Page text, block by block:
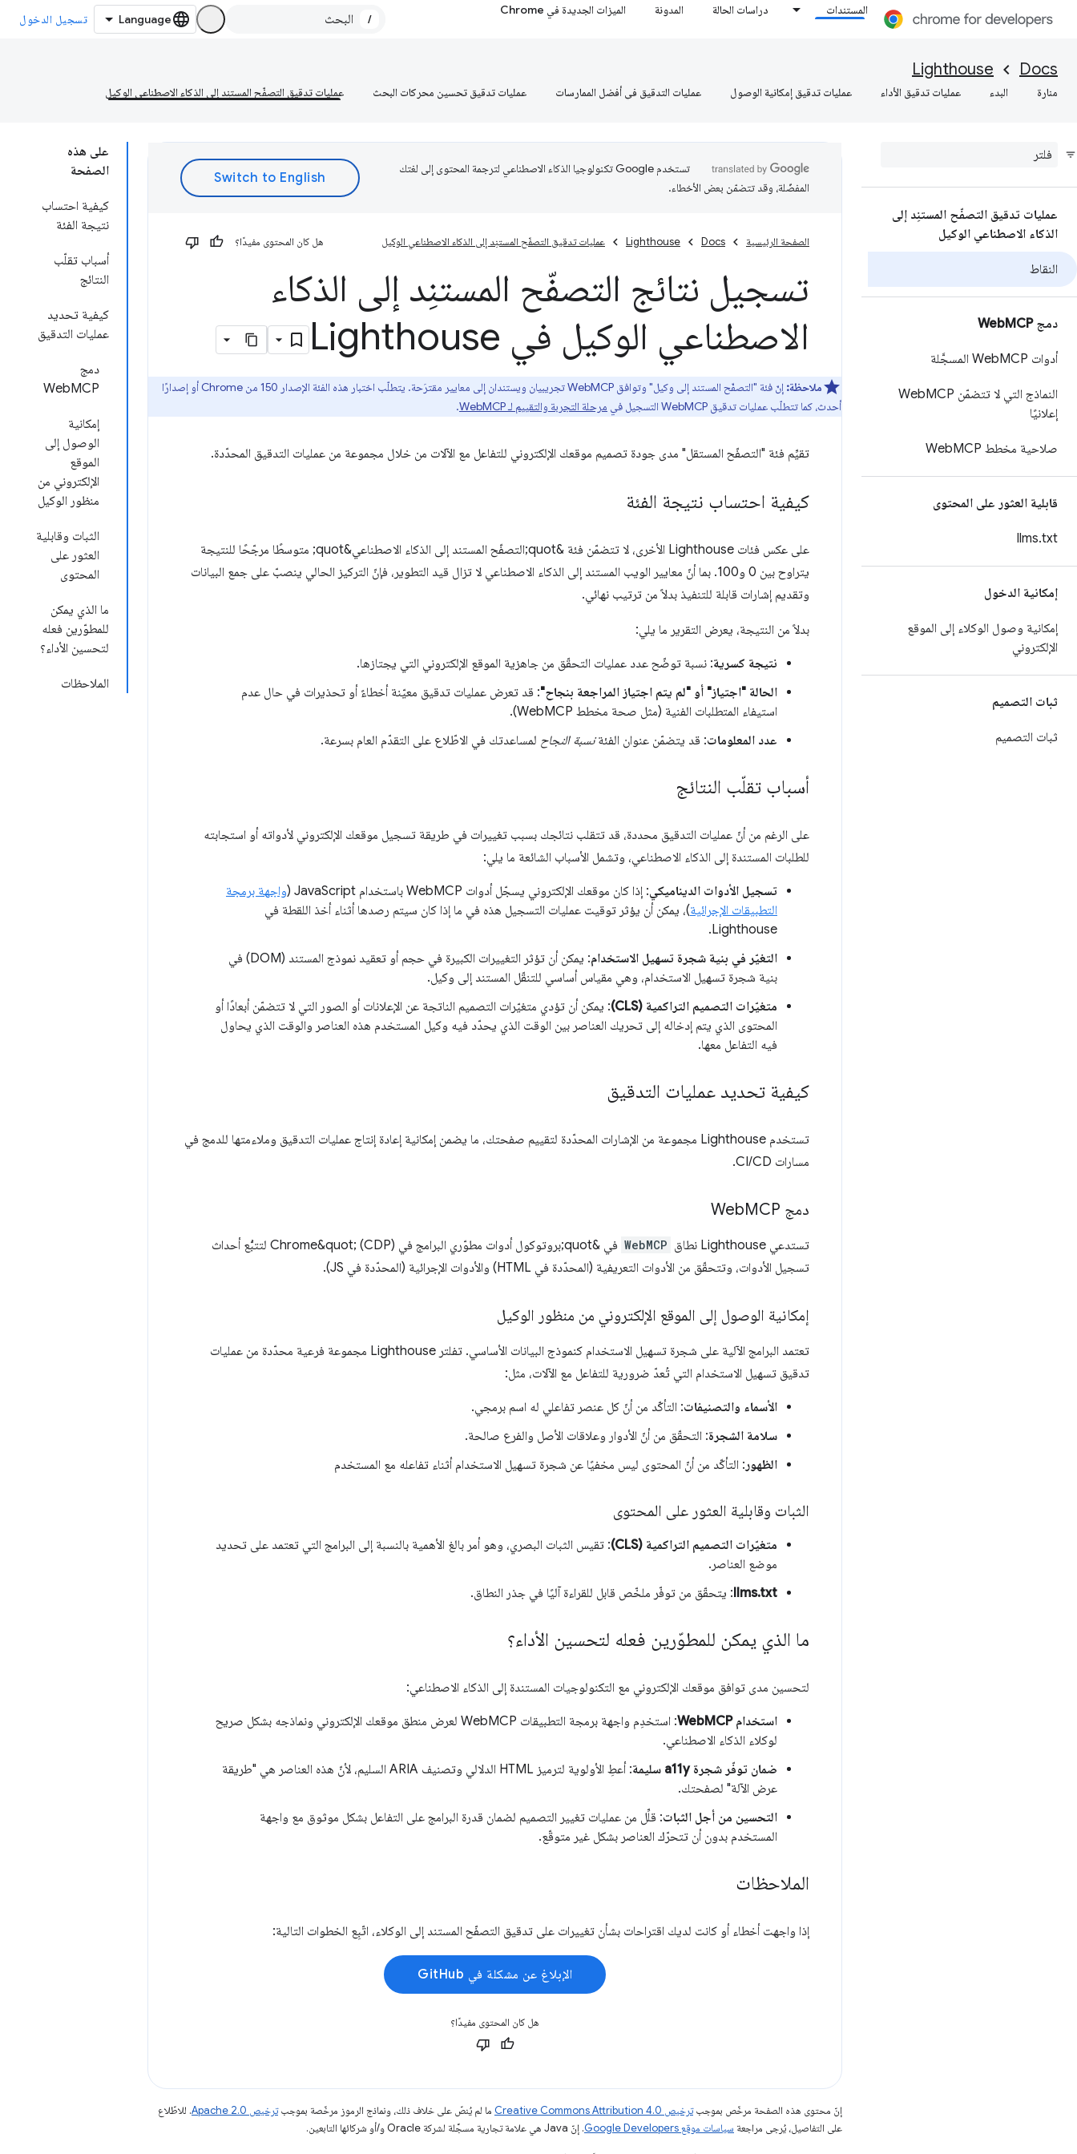
المستندات دراسات الحالة المدونة الميزات الجديدة في Chrome
/ تسجيل الدخول
Docs
Lighthouse
منارة البدء عمليات تدقيق الأداء عمليات تدقيق إمكانية الوصول عمليات التدقيق في أفضل الممارسات عمليات تدقيق تحسين محركات البحث عمليات تدقيق التصفّح المستنِد إلى الذكاء الاصطناعي الوكيل
عمليات تدقيق التصفّح المستنِد إلى
الذكاء الاصطناعي الوكيل
النقاط
دمج WebMCP
أدوات Web MCP المسجَّلة
النماذج التي لا تتضمّن Web MCP
إعلانيًا
صلاحية مخطط Web MCP
قابلية العثور على المحتوى
llms.txt
إمكانية الدخول
إمكانية وصول الوكلاء إلى الموقع
الإلكتروني
ثبات التصميم
ثبات التصميم
على هذه
الصفحة
كيفية احتساب
نتيجة الفئة
أسباب تقلّب
النتائج
كيفية تحديد
عمليات التدقيق
دمج
WebMCP
إمكانية
الوصول إلى
الموقع
الإلكتروني من
منظور الوكيل
الثبات وقابلية
العثور على
المحتوى
ما الذي يمكن
للمطوّرين فعله
لتحسين الأداء؟
الملاحظات
تستخدم Google تكنولوجيا الذكاء الاصطناعي لترجمة المحتوى إلى لغتك
المفضّلة، وقد تتضمّن بعض الأخطاء.
الصفحة الرئيسية Docs
Lighthouse عمليات تدقيق التصفّح المستنِد إلى الذكاء الاصطناعي الوكيل هل كان المحتوى مفيدًا؟
تسجيل نتائج التصفّح المستنِد إلى الذكاء
الاصطناعي الوكيل في Lighthouse
ملاحظة:
إنّ فئة "التصفّح المستند إلى وكيل" وتوافق WebMCP تجريبيان ويستندان إلى معايير مقترَحة. يتطلّب اختبار هذه الفئة الإصدار 150 من Chrome أو إصدارًا
أحدث، كما تتطلّب عمليات تدقيق WebMCP التسجيل في
مرحلة التجربة والتقييم لـ WebMCP .
تقيِّم فئة "التصفّح المستقل" مدى جودة تصميم موقعك الإلكتروني للتفاعل مع الآلات من خلال مجموعة من عمليات التدقيق المحدّدة.
كيفية احتساب نتيجة الفئة
على عكس فئات Lighthouse الأخرى، لا تتضمّن فئة &quot;التصفّح المستند إلى الذكاء الاصطناعي&quot; متوسطًا مرجّحًا للنتيجة
يتراوح بين 0 و100. بما أنّ معايير الويب المستند إلى الذكاء الاصطناعي لا تزال قيد التطوير، فإنّ التركيز الحالي ينصبّ على جمع البيانات
وتقديم إشارات قابلة للتنفيذ بدلاً من ترتيب نهائي.
بدلاً من النتيجة، يعرض التقرير ما يلي:
نتيجة كسرية: نسبة توضّح عدد عمليات التحقّق من جاهزية الموقع الإلكتروني التي يجتازها.
الحالة "اجتياز" أو "لم يتم اجتياز المراجعة بنجاح": قد تعرض عمليات تدقيق معيّنة أخطاءً أو تحذيرات في حال عدم
استيفاء المتطلبات الفنية (مثل صحة مخطط WebMCP).
عدد المعلومات: قد يتضمّن عنوان الفئةنسبة النجاح لمساعدتك في الاطّلاع على التقدّم العام بسرعة.
أسباب تقلّب النتائج
على الرغم من أنّ عمليات التدقيق محددة، قد تتقلب نتائجك بسبب تغييرات في طريقة تسجيل موقعك الإلكتروني لأدواته أو استجابته
للطلبات المستندة إلى الذكاء الاصطناعي، وتشمل الأسباب الشائعة ما يلي:
تسجيل الأدوات الديناميكي: إذا كان موقعك الإلكتروني يسجّل أدوات WebMCP باستخدام JavaScript (
واجهة برمجة
التطبيقات الإجرائية)، يمكن أن يؤثر توقيت عمليات التسجيل هذه في ما إذا كان سيتم رصدها أثناء أخذ اللقطة في
Lighthouse.
التغيّر في بنية شجرة تسهيل الاستخدام
: يمكن أن تؤثر التغييرات الكبيرة في حجم أو تعقيد نموذج المستند (DOM) في
بنية شجرة تسهيل الاستخدام، وهي مقياس أساسي للتنقّل المستند إلى وكيل.
متغيّرات التصميم التراكمية (CLS)
: يمكن أن تؤدي متغيّرات التصميم الناتجة عن الإعلانات أو الصور التي لا تتضمّن أبعادًا أو
المحتوى الذي يتم إدخاله إلى تحريك العناصر بين الوقت الذي يحدّد فيه وكيل المستخدم هذه العناصر والوقت الذي يحاول
فيه التفاعل معها.
كيفية تحديد عمليات التدقيق
تستخدم Lighthouse مجموعة من الإشارات المحدّدة لتقييم صفحتك، ما يضمن إمكانية إعادة إنتاج عمليات التدقيق وملاءمتها للدمج في
مسارات CI/CD.
دمج Web MCP
تستدعي Lighthouse نطاق WebMCP
في &quot;بروتوكول أدوات مطوّري البرامج في Chrome&quot; (CDP) لتتبُّع أحداث
تسجيل الأدوات، وتتحقّق من الأدوات التعريفية (المحدّدة في HTML) والأدوات الإجرائية (المحدّدة في JS).
إمكانية الوصول إلى الموقع الإلكتروني من منظور الوكيل
تعتمد البرامج الآلية على شجرة تسهيل الاستخدام كنموذج البيانات الأساسي. تفلتر Lighthouse مجموعة فرعية محدّدة من عمليات
تدقيق تسهيل الاستخدام التي تُعدّ ضرورية للتفاعل مع الآلات، مثل:
الأسماء والتصنيفات: التأكّد من أنّ كل عنصر تفاعلي له اسم برمجي.
سلامة الشجرة: التحقّق من أنّ الأدوار وعلاقات الأصل والفرع صالحة.
الظهور : التأكّد من أنّ المحتوى ليس مخفيًا عن شجرة تسهيل الاستخدام أثناء تفاعله مع المستخدم
الثبات وقابلية العثور على المحتوى
متغيّرات التصميم التراكمية (CLS)
: تقيس الثبات البصري، وهو أمر بالغ الأهمية بالنسبة إلى البرامج التي تعتمد على تحديد
موضع العناصر.
llms.txt: يتحقّق من توفّر ملخّص قابل للقراءة آليًا في جذر النطاق.
ما الذي يمكن للمطوّرين فعله لتحسين الأداء؟
لتحسين مدى توافق موقعك الإلكتروني مع التكنولوجيات المستندة إلى الذكاء الاصطناعي:
استخدام WebMCP
: استخدِم واجهة برمجة التطبيقات WebMCP لعرض منطق موقعك الإلكتروني ونماذجه بشكل صريح
لوكلاء الذكاء الاصطناعي.
ضمان توفّر شجرة a11y سليمة
: أعطِ الأولوية لترميز HTML الدلالي وتصنيف ARIA السليم، لأنّ هذه العناصر هي "طريقة
عرض الآلة" لصفحتك.
التحسين من أجل الثبات: قلِّل من عمليات تغيير التصميم لضمان قدرة البرامج على التفاعل بشكل موثوق مع واجهة
المستخدم بدون أن تتحرّك العناصر بشكل غير متوقّع.
الملاحظات
إذا واجهت أخطاء أو كانت لديك اقتراحات بشأن تغييرات على تدقيق التصفّح المستند إلى الوكلاء، اتّبِع الخطوات التالية:
الإبلاغ عن مشكلة في GitHub
هل كان المحتوى مفيدًا؟
إنّ محتوى هذه الصفحة مرخّص بموجبترخيص Creative Commons Attribution 4.0‏ ما لم يُنصّ على خلاف ذلك، ونماذج الرموز مرخّصة بموجبترخيص Apache 2.0‏
. للاطّلاع
على التفاصيل، يُرجى مراجعة سياسات موقع Google Developers‏ . إنّ Java هي علامة تجارية مسجَّلة لشركة Oracle و/أو شركائها التابعين.